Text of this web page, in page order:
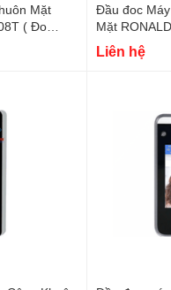
Mặt
Đầu đoc
Liên hệ